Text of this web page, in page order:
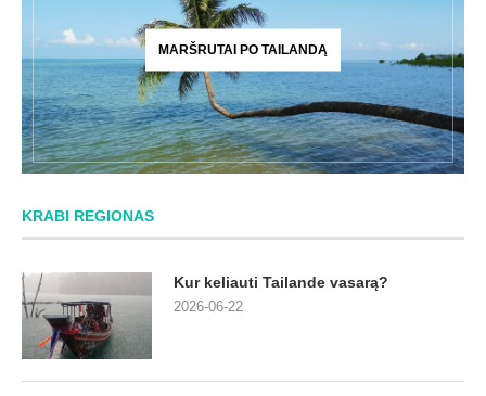
MARŠRUTAI PO TAILANDĄ
KRABI REGIONAS
Kur keliauti Tailande vasarą?
2026-06-22